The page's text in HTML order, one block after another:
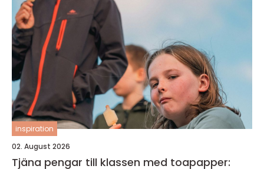
inspiration
02. August 2026
Tjäna pengar till klassen med toapapper: